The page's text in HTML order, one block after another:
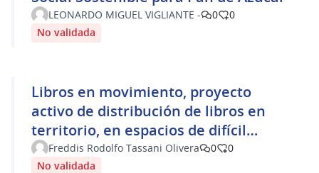
LEONARDO MIGUEL VIGLIANTE - 0
0
No validada
Libros en movimiento, proyecto
activo de distribución de libros en
territorio, en espacios de difícil
acceso a productos culturales
Freddis Rodolfo Tassani Olivera 0
0
No validada